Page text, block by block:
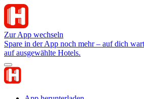
Zur App wechseln
Spare in der App noch mehr – auf dich
auf ausgewählte Hotels.